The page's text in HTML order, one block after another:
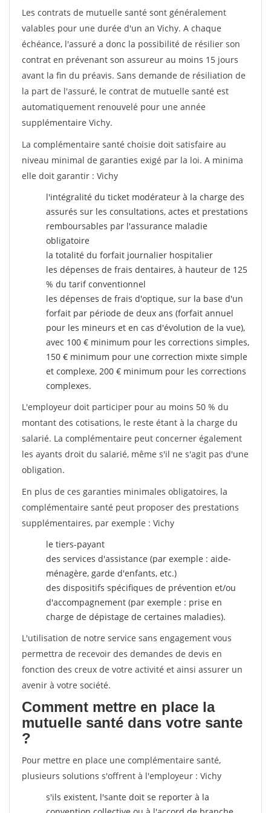
Les contrats de mutuelle santé sont généralement
valables pour une durée d'un an Vichy. A chaque
échéance, l'assuré a donc la possibilité de résilier son
contrat en prévenant son assureur au moins 15 jours
avant la fin du préavis. Sans demande de résiliation de
la part de l'assuré, le contrat de mutuelle santé est
automatiquement renouvelé pour une année
supplémentaire Vichy.
La complémentaire santé choisie doit satisfaire au
niveau minimal de garanties exigé par la loi. A minima
elle doit garantir : Vichy
l'intégralité du ticket modérateur à la charge des
assurés sur les consultations, actes et prestations
remboursables par l'assurance maladie
obligatoire
la totalité du forfait journalier hospitalier
les dépenses de frais dentaires, à hauteur de 125
% du tarif conventionnel
les dépenses de frais d'optique, sur la base d'un
forfait par période de deux ans (forfait annuel
pour les mineurs et en cas d'évolution de la vue),
avec 100 € minimum pour les corrections simples,
150 € minimum pour une correction mixte simple
et complexe, 200 € minimum pour les corrections
complexes.
L'employeur doit participer pour au moins 50 % du
montant des cotisations, le reste étant à la charge du
salarié. La complémentaire peut concerner également
les ayants droit du salarié, même s'il ne s'agit pas d'une
obligation.
En plus de ces garanties minimales obligatoires, la
complémentaire santé peut proposer des prestations
supplémentaires, par exemple : Vichy
le tiers-payant
des services d'assistance (par exemple : aide-
ménagère, garde d'enfants, etc.)
des dispositifs spécifiques de prévention et/ou
d'accompagnement (par exemple : prise en
charge de dépistage de certaines maladies).
L'utilisation de notre service sans engagement vous
permettra de recevoir des demandes de devis en
fonction des creux de votre activité et ainsi assurer un
avenir à votre société.
Comment mettre en place la
mutuelle santé dans votre sante
?
Pour mettre en place une complémentaire santé,
plusieurs solutions s'offrent à l'employeur : Vichy
s'ils existent, l'sante doit se reporter à la